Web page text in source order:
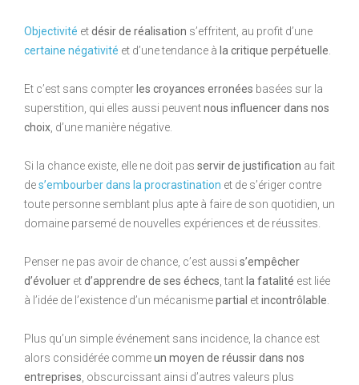
Objectivité etdésir de réalisation s’effritent, au profit d’une
certaine négativité et d’une tendance à la critique perpétuelle
Et c’est sans compter les croyances erronées basées sur la
superstition, qui elles aussi peuventnous influencer dans nos
choix , d’une manière négative.
Si la chance existe, elle ne doit pas servir de justification au fait
des’embourber dans la procrastination et de s’ériger contre
toute personne semblant plus apte à faire de son quotidien, un
domaine parsemé de nouvelles expériences et de réussites.
Penser ne pas avoir de chance, c’est aussi s’empêcher
d’évoluer etd’apprendre de ses échecs , tant la fatalité est liée
à l’idée de l’existence d’un mécanismepartial etincontrôlable
Plus qu’un simple événement sans incidence, la chance est
alors considérée commeun moyen de réussir dans nos
entreprises , obscurcissant ainsi d’autres valeurs plus